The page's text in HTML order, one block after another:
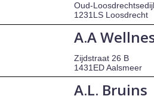
Oud-
1231LS Loosdrecht
A.A
Zijdstraat 26 B
1431ED Aalsmeer
A.L. Bruins